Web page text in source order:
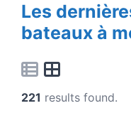
Les
bateaux à
221 results found.